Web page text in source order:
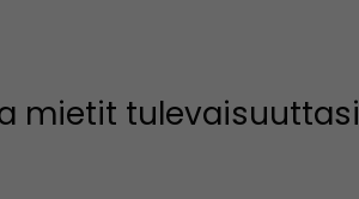
mietit tulevaisuuttasi